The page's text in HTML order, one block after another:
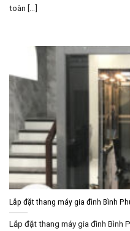
toàn [...]
Lắp đặt thang máy gia đình Bình
Lắp đặt thang máy gia đình Bình